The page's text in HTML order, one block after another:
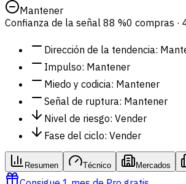
Mantener
Confianza de la señal 88 %0 compras ·
Dirección de la tendencia:
Impulso: Mantener
Miedo y codicia: Mantener
Señal de ruptura: Mantener
Nivel de riesgo: Vender
Fase del ciclo: Vender
Resumen Técnico Mercados